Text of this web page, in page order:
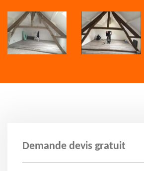
Demande devis gratuit